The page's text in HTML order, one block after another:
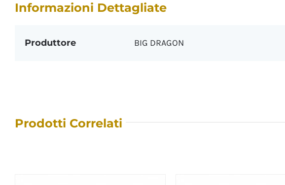
Informazioni Dettagliate
Produttore BIG DRAGON
Prodotti Correlati